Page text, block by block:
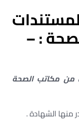
: –
من مكاتب الصحة
منها الشهادة .